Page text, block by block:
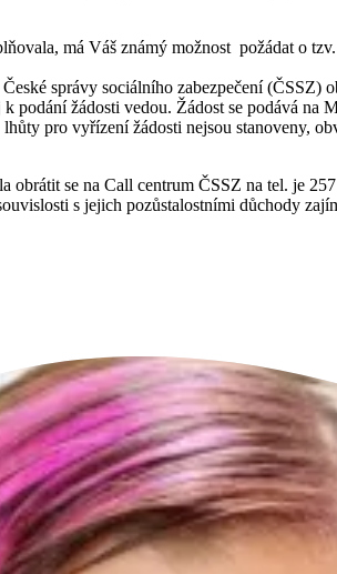
má Váš známý možnost požádat o
správy sociálního zabezpečení
podání žádosti vedou. Žádost se podává na
pro vyřízení žádosti nejsou stanoveny,
obrátit se na Call centrum ČSSZ na tel. je
s jejich pozůstalostními důchody